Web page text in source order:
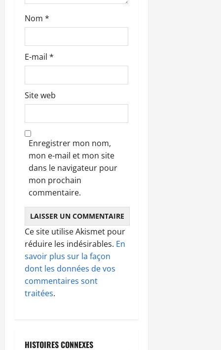
c
l
e
Nom *
E-mail *
Site web
Enregistrer mon nom,
mon e-mail et mon site
dans le navigateur pour
mon prochain
commentaire.
Ce site utilise Akismet pour
réduire les indésirables. En
savoir plus sur la façon
dont les données de vos
commentaires sont
traitées.
HISTOIRES CONNEXES